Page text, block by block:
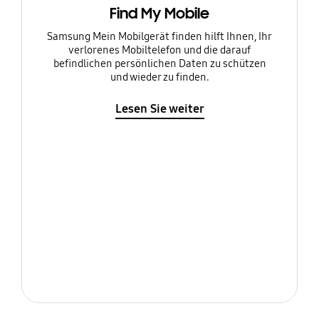
Find My Mobile
Samsung Mein Mobilgerät finden hilft Ihnen, Ihr
verlorenes Mobiltelefon und die darauf
befindlichen persönlichen Daten zu schützen
und wieder zu finden.
Lesen Sie weiter